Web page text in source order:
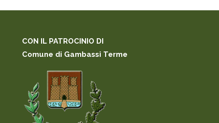
CON IL PATROCINIO DI
Comune di Gambassi Terme